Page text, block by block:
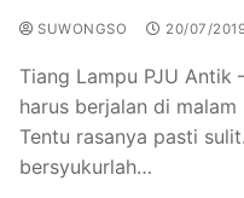
SUWONGSO 20/07/
Tiang Lampu PJU Antik
harus berjalan di
Tentu rasanya pasti
bersyukurlah…